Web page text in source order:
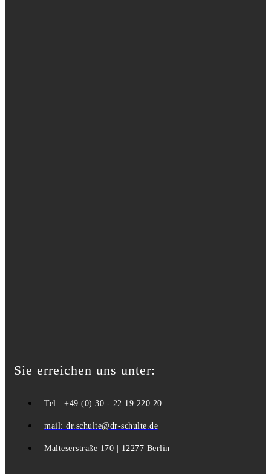
Sie erreichen uns unter:
Tel.: +49 (0) 30 - 22 19 220 20
mail: dr.schulte@dr-schulte.de
Malteserstraße 170 | 12277 Berlin